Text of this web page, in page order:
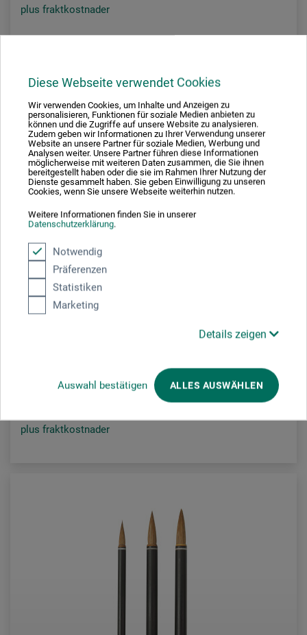
Diese Webseite verwendet Cookies
Wir verwenden Cookies, um Inhalte und Anzeigen zu
personalisieren, Funktionen für soziale Medien anbieten zu
können und die Zugriffe auf unsere Website zu analysieren.
Zudem geben wir Informationen zu Ihrer Verwendung unserer
Website an unsere Partner für soziale Medien, Werbung und
Analysen weiter. Unsere Partner führen diese Informationen
möglicherweise mit weiteren Daten zusammen, die Sie ihnen
bereitgestellt haben oder die sie im Rahmen Ihrer Nutzung der
Dienste gesammelt haben. Sie geben Einwilligung zu unseren
Cookies, wenn Sie unsere Webseite weiterhin nutzen.
Weitere Informationen finden Sie in unserer
Datenschutzerklärung.
Notwendig
Präferenzen
Statistiken
Marketing
Details zeigen
Auswahl bestätigen ALLES AUSWÄHLEN
plus fraktkostnader
Kinesisk målarpensel nr 147
plus fraktkostnader